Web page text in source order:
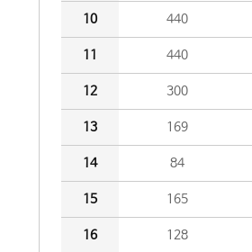
10 440
11 440
12 300
13 169
14 84
15 165
16 128